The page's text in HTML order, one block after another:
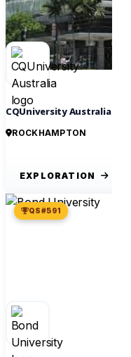
CQUniversity Australia
ROCKHAMPTON
EXPLORATION
QS #591